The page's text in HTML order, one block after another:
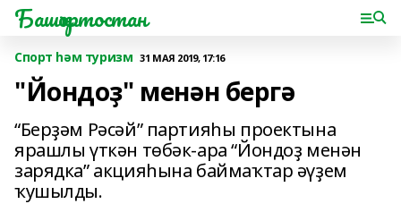
Башҡортостан
Спорт һәм туризм 31 МАЯ 2019, 17:16
"Йондоҙ" менән бергә
“Берҙәм Рәсәй” партияһы проектына
ярашлы үткән төбәк-ара “Йондоҙ менән
зарядка” акцияһына баймаҡтар әүҙем
ҡушылды.